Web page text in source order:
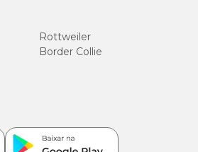
Rottweiler
Border Collie